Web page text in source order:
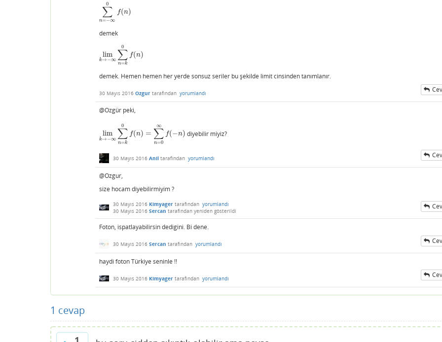
∑
n=−∞
0
f(n)
∑n= − 0f(n)
demek
lim
k→−∞ ∑
n=k
0
f(n)
limk→ −∞ ∑ n=k0f
demek. Hemen hemen her yerde sonsuz seriler bu şekilde limit cinsinden tanımlanır.
30 Mayıs 2016 Ozgur tarafından yorumlandı
@Ozgür peki,
lim
k→−∞ ∑
n=k
0
f(n) = ∑
n=0
∞
f(−n)
limk→ −∞ ∑ n=k0f n)= ∑n = 0∞f(−n) diyebilir miyiz?
30 Mayıs 2016 Anil tarafından yorumlandı
@Ozgur,
size hocam diyebilirmiyim ?
30 Mayıs 2016 Kimyager tarafından yorumlandı
30 Mayıs 2016 Sercan tarafından yeniden gösterildi
Foton, ispatlayabilirsin dedigini. Bi dene.
30 Mayıs 2016 Sercan tarafından yorumlandı
haydi foton Türkiye seninle !!
30 Mayıs 2016 Kimyager tarafından yorumlandı
1 cevap